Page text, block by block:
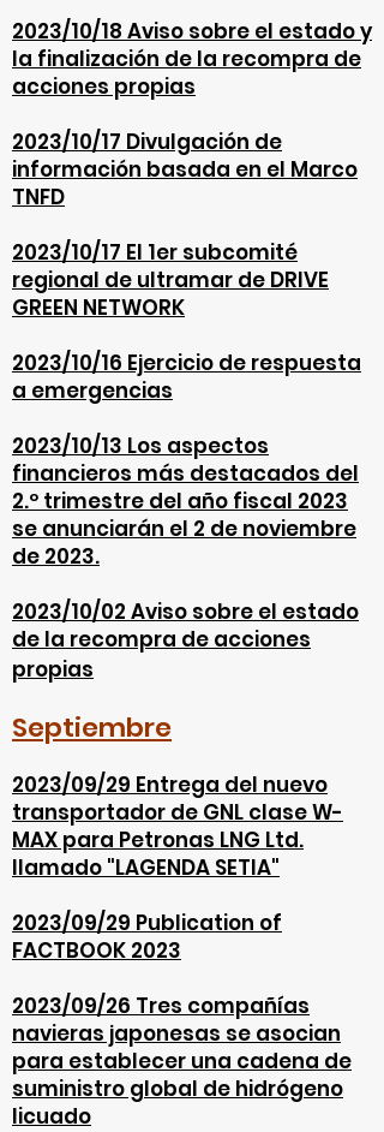
2023/10/18 Aviso sobre el estado y
la finalización de la recompra de
acciones propias
2023/10/17 Divulgación de
información basada en el Marco
TNFD
2023/10/17 El 1er subcomité
regional de ultramar de DRIVE
GREEN NETWORK
2023/10/16 Ejercicio de respuesta
a emergencias
2023/10/13 Los aspectos
financieros más destacados del
2.º trimestre del año fiscal 2023
se anunciarán el 2 de noviembre
de 2023.
2023/10/02 Aviso sobre el estado
de la recompra de acciones
propias
Septiembre
2023/09/29 Entrega del nuevo
transportador de GNL clase W-
MAX para Petronas LNG Ltd.
llamado "LAGENDA SETIA"
2023/09/29 Publication of
FACTBOOK 2023
2023/09/26 Tres compañías
navieras japonesas se asocian
para establecer una cadena de
suministro global de hidrógeno
licuado